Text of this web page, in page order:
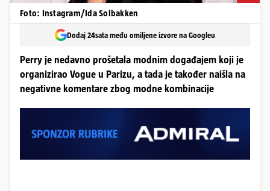
Foto: Instagram/Ida Solbakken
Dodaj 24sata među omiljene izvore na Googleu
Perry je nedavno prošetala modnim događajem koji je
organizirao Vogue u Parizu, a tada je također naišla na
negativne komentare zbog modne kombinacije